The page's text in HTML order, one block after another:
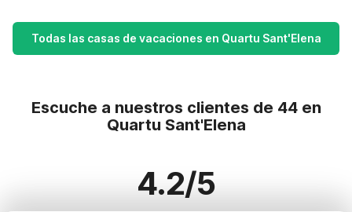
Todas las casas de vacaciones en Quartu Sant'Elena
Escuche a nuestros clientes de 44 en
Quartu Sant'Elena
4.2/5